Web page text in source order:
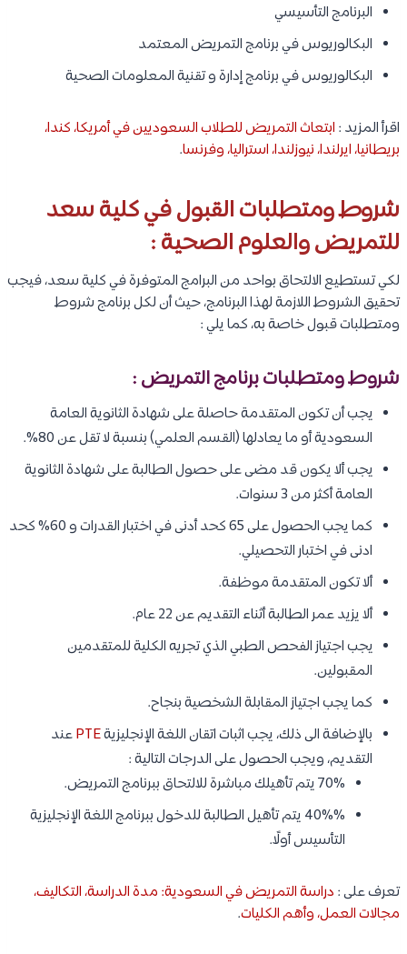
البرنامج التأسيسي
البكالوريوس في برنامج التمريض المعتمد
البكالوريوس في برنامج إدارة و تقنية المعلومات الصحية
اقرأ المزيد : ابتعاث التمريض للطلاب السعوديين في أمريكا، كندا،
بريطانيا، ايرلندا، نيوزلندا، استراليا، وفرنسا.
شروط ومتطلبات القبول في كلية سعد
للتمريض والعلوم الصحية :
لكي تستطيع الالتحاق بواحد من البرامج المتوفرة في كلية سعد، فيجب
تحقيق الشروط اللازمة لهذا البرنامج، حيث أن لكل برنامج شروط
ومتطلبات قبول خاصة به، كما يلي :
شروط ومتطلبات برنامج التمريض :
يجب أن تكون المتقدمة حاصلة على شهادة الثانوية العامة
السعودية أو ما يعادلها (القسم العلمي) بنسبة لا تقل عن 80%.
يجب ألا يكون قد مضى على حصول الطالبة على شهادة الثانوية
العامة أكثر من 3 سنوات.
كما يجب الحصول على 65 كحد أدنى في اختبار القدرات و 60% كحد
ادنى في اختبار التحصيلي.
ألا تكون المتقدمة موظفة.
ألا يزيد عمر الطالبة أثناء التقديم عن 22 عام.
يجب اجتياز الفحص الطبي الذي تجريه الكلية للمتقدمين
المقبولين.
كما يجب اجتياز المقابلة الشخصية بنجاح.
بالإضافة الى ذلك، يجب اثبات اتقان اللغة الإنجليزيةPTEعند
التقديم، ويجب الحصول على الدرجات التالية :
70% يتم تأهيلك مباشرة للالتحاق ببرنامج التمريض.
40%% يتم تأهيل الطالبة للدخول ببرنامج اللغة الإنجليزية
التأسيس أولًا.
تعرف على : دراسة التمريض في السعودية: مدة الدراسة، التكاليف،
مجالات العمل، وأهم الكليات.